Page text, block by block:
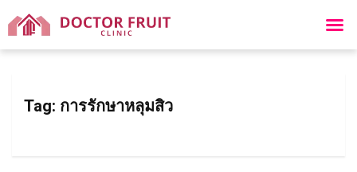
Tag: การรักษาหลุมสิว